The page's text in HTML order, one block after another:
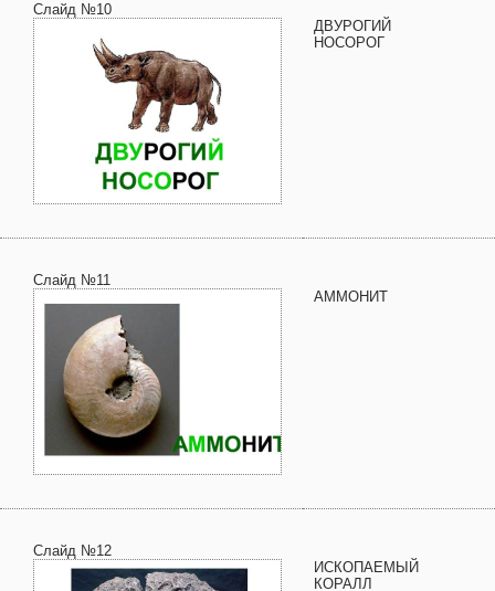
Слайд №10
ДВУРОГИЙ
НОСОРОГ
Слайд №11
АММОНИТ
Слайд №12
ИСКОПАЕМЫЙ
КОРАЛЛ